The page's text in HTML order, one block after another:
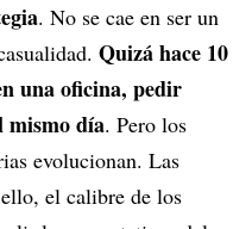
. No se cae en ser un
Quizá hace 10
una oficina, pedir
mismo día. Pero los
evolucionan. Las
el calibre de los